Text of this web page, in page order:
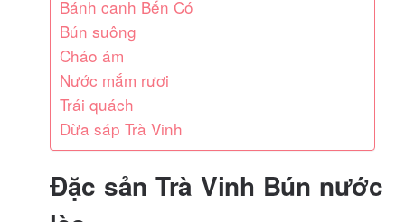
Bánh canh Bến Có
Bún suông
Cháo ám
Nước mắm rươi
Trái quách
Dừa sáp Trà Vinh
Đặc sản Trà Vinh Bún nước